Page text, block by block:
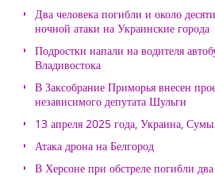
Два человека погибли и около
ночной атаки на Украинские города
Подростки напали на водителя
Владивостока
В Заксобрание Приморья внесен
независимого депутата Шульги
13 апреля 2025 года, Украина, Сумы.
Атака дрона на Белгород
В Херсоне при обстреле погибли два